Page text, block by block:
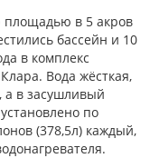
площадью в 5 акров
бассейн и 10
в комплекс
Вода жёсткая,
а в засушливый
по
(378,5л) каждый,